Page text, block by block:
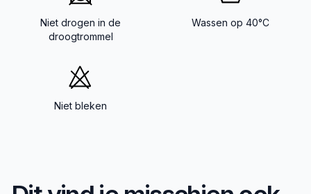
Niet drogen in de
droogtrommel
Wassen op 40°C
Niet bleken